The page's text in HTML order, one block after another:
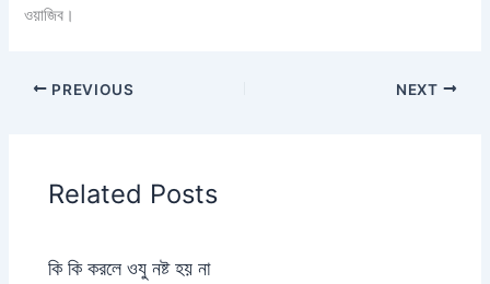
ওয়াজিব।
PREVIOUS NEXT
Related Posts
কি কি করলে ওযু নষ্ট হয় না